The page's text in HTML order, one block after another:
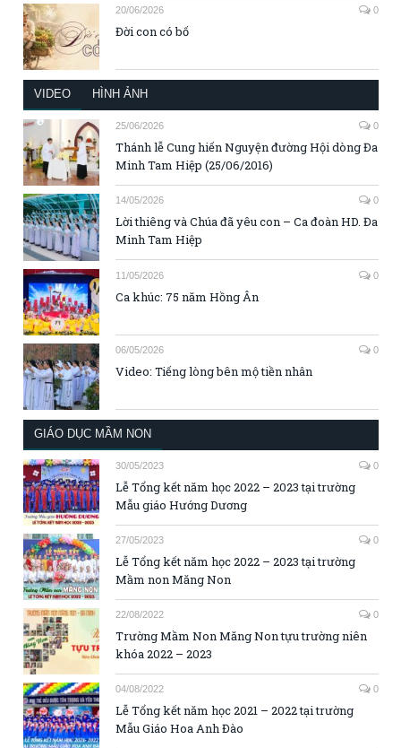
20/06/2026 0
Đời con có bố
VIDEO HÌNH ẢNH
25/06/2026 0
Thánh lễ Cung hiến Nguyện đường Hội dòng Đa
Minh Tam Hiệp (25/06/2016)
14/05/2026 0
Lời thiêng và Chúa đã yêu con – Ca đoàn HD. Đa
Minh Tam Hiệp
11/05/2026 0
Ca khúc: 75 năm Hồng Ân
06/05/2026 0
Video: Tiếng lòng bên mộ tiền nhân
GIÁO DỤC MẦM NON
30/05/2023 0
Lễ Tổng kết năm học 2022 – 2023 tại trường
Mẫu giáo Hướng Dương
27/05/2023 0
Lễ Tổng kết năm học 2022 – 2023 tại trường
Mầm non Măng Non
22/08/2022 0
Trường Mầm Non Măng Non tựu trường niên
khóa 2022 – 2023
04/08/2022 0
Lễ Tổng kết năm học 2021 – 2022 tại trường
Mẫu Giáo Hoa Anh Đào